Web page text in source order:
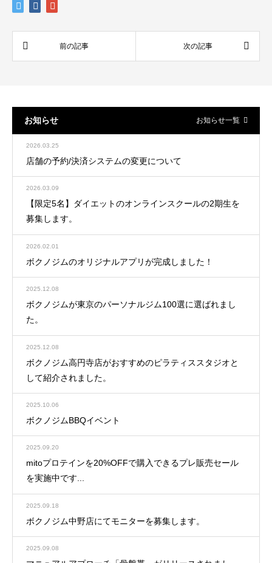
お知らせ お知らせ一覧
2026.03.25
店舗の予約/決済システムの変更について
2026.03.09
【限定5名】ダイエットのオンラインスクールの2期生を
募集します。
2026.02.01
ボクノジムのオリジナルアプリが完成しました！
2025.12.08
ボクノジムが東京のパーソナルジム100選に選ばれまし
た。
2025.12.08
ボクノジム高円寺店がおすすめのピラティススタジオと
して紹介されました。
2025.10.06
ボクノジムBBQイベント
2025.09.20
mitoプロテインを20%OFFで購入できるプレ販売セール
を実施中です...
2025.09.18
ボクノジム中野店にてモニターを募集します。
2025.09.08